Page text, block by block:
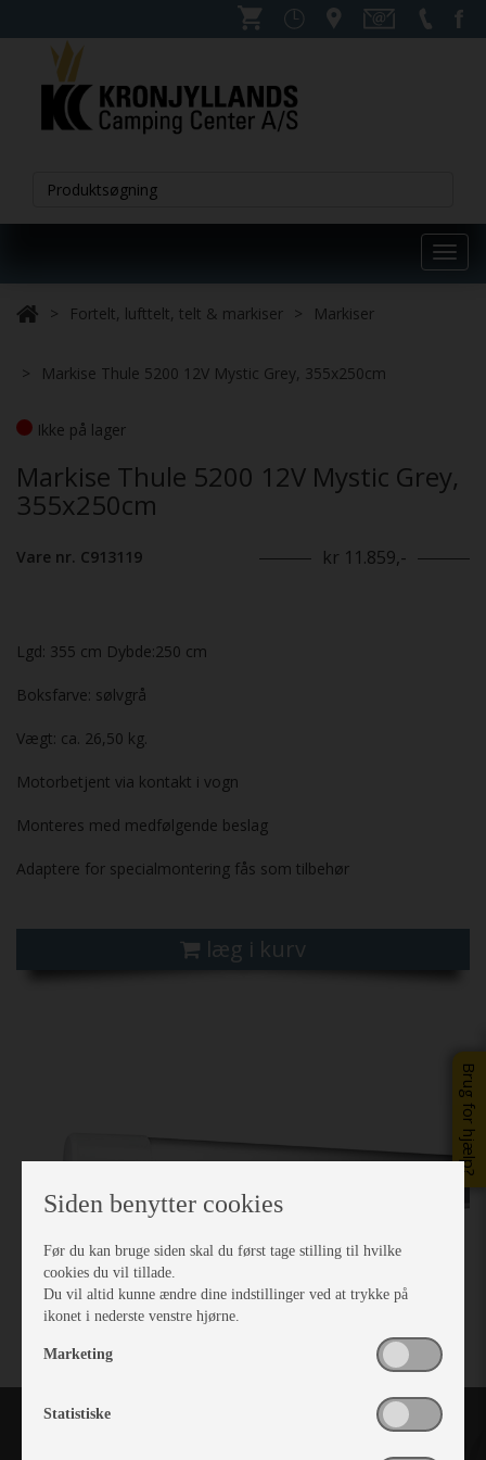
Brug for hjælp?
Fortelt, lufttelt, telt & markiser Markiser
Markise Thule 5200 12V Mystic Grey, 355x250cm
Ikke på lager
Markise Thule 5200 12V Mystic Grey,
355x250cm
Vare nr. C913119 kr 11.859,-
Lgd: 355 cm Dybde:250 cm
Boksfarve: sølvgrå
Vægt: ca. 26,50 kg.
Motorbetjent via kontakt i vogn
Monteres med medfølgende beslag
Adaptere for specialmontering fås som tilbehør
læg i kurv
Siden benytter cookies
Før du kan bruge siden skal du først tage stilling til hvilke
cookies du vil tillade.
Du vil altid kunne ændre dine indstillinger ved at trykke på
ikonet i nederste venstre hjørne.
Marketing
Statistiske